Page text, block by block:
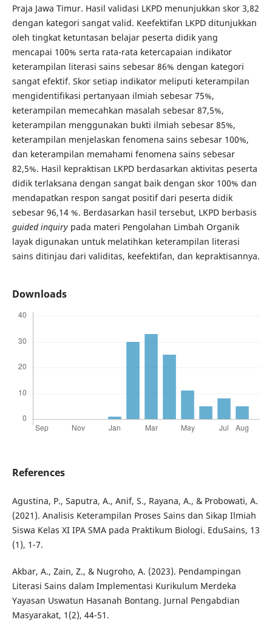
Praja Jawa Timur. Hasil validasi LKPD menunjukkan skor 3,82
dengan kategori sangat valid. Keefektifan LKPD ditunjukkan
oleh tingkat ketuntasan belajar peserta didik yang
mencapai 100% serta rata-rata ketercapaian indikator
keterampilan literasi sains sebesar 86% dengan kategori
sangat efektif. Skor setiap indikator meliputi keterampilan
mengidentifikasi pertanyaan ilmiah sebesar 75%,
keterampilan memecahkan masalah sebesar 87,5%,
keterampilan menggunakan bukti ilmiah sebesar 85%,
keterampilan menjelaskan fenomena sains sebesar 100%,
dan keterampilan memahami fenomena sains sebesar
82,5%. Hasil kepraktisan LKPD berdasarkan aktivitas peserta
didik terlaksana dengan sangat baik dengan skor 100% dan
mendapatkan respon sangat positif dari peserta didik
sebesar 96,14 %. Berdasarkan hasil tersebut, LKPD berbasis
guided inquirypada materi Pengolahan Limbah Organik
layak digunakan untuk melatihkan keterampilan literasi
sains ditinjau dari validitas, keefektifan, dan kepraktisannya.
Downloads
References
Agustina, P., Saputra, A., Anif, S., Rayana, A., & Probowati, A.
(2021). Analisis Keterampilan Proses Sains dan Sikap Ilmiah
Siswa Kelas XI IPA SMA pada Praktikum Biologi. EduSains, 13
(1), 1-7.
Akbar, A., Zain, Z., & Nugroho, A. (2023). Pendampingan
Literasi Sains dalam Implementasi Kurikulum Merdeka
Yayasan Uswatun Hasanah Bontang. Jurnal Pengabdian
Masyarakat, 1(2), 44-51.